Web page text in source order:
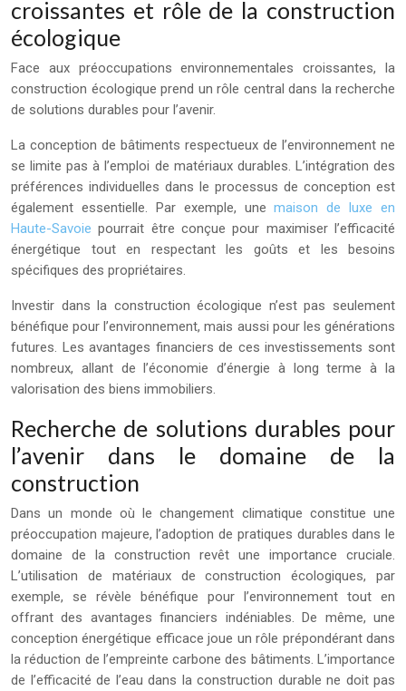
croissantes et rôle de la construction
écologique
Face aux préoccupations environnementales croissantes, la
construction écologique prend un rôle central dans la recherche
de solutions durables pour l’avenir.
La conception de bâtiments respectueux de l’environnement ne
se limite pas à l’emploi de matériaux durables. L’intégration des
préférences individuelles dans le processus de conception est
également essentielle. Par exemple, unemaison de luxe en
Haute-Savoiepourrait être conçue pour maximiser l’efficacité
énergétique tout en respectant les goûts et les besoins
spécifiques des propriétaires.
Investir dans la construction écologique n’est pas seulement
bénéfique pour l’environnement, mais aussi pour les générations
futures. Les avantages financiers de ces investissements sont
nombreux, allant de l’économie d’énergie à long terme à la
valorisation des biens immobiliers.
Recherche de solutions durables pour
l’avenir dans le domaine de la
construction
Dans un monde où le changement climatique constitue une
préoccupation majeure, l’adoption de pratiques durables dans le
domaine de la construction revêt une importance cruciale.
L’utilisation de matériaux de construction écologiques, par
exemple, se révèle bénéfique pour l’environnement tout en
offrant des avantages financiers indéniables. De même, une
conception énergétique efficace joue un rôle prépondérant dans
la réduction de l’empreinte carbone des bâtiments. L’importance
de l’efficacité de l’eau dans la construction durable ne doit pas